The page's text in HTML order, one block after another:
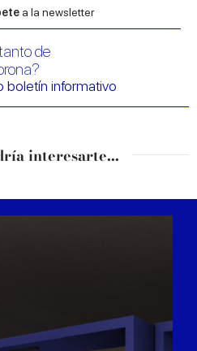
collected from your use
a la newsletter
de
boletín informativo
interesarte...